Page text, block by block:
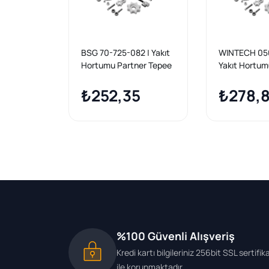
BSG 70-725-082 | Yakıt
Hortumu Partner Tepee
₺252,35
WINTECH
Yakıt
Tepee/
II/C4
%100 Güvenli Alışveriş
Kredi kartı bilgileriniz 256bit SSL